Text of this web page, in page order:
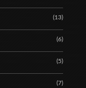
(13)
(6)
(5)
(7)